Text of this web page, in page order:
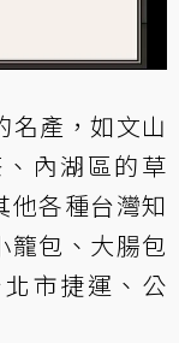
名產，如文山
內湖區的草
他各種台灣知
籠包、大腸包
市捷運、公